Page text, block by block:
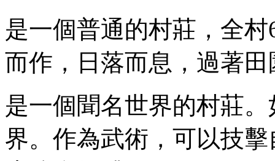
是一個普通的村莊，全
而作，日落而息，過著
是一個聞名世界的村莊
界。作為武術，可以技